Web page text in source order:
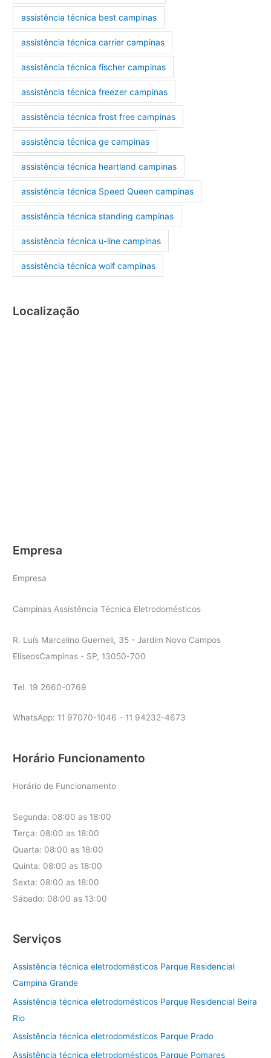
assistência técnica best campinas
assistência técnica carrier campinas
assistência técnica fischer campinas
assistência técnica freezer campinas
assistência técnica frost free campinas
assistência técnica ge campinas
assistência técnica heartland campinas
assistência técnica Speed Queen campinas
assistência técnica standing campinas
assistência técnica u-line campinas
assistência técnica wolf campinas
Localização
Empresa
Empresa
Campinas Assistência Técnica Eletrodomésticos
R. Luís Marcelino Guerneli, 35 - Jardim Novo Campos
EliseosCampinas - SP, 13050-700
Tel. 19 2660-0769
WhatsApp: 11 97070-1046 - 11 94232-4673
Horário Funcionamento
Horário de Funcionamento
Segunda: 08:00 as 18:00
Terça: 08:00 as 18:00
Quarta: 08:00 as 18:00
Quinta: 08:00 as 18:00
Sexta: 08:00 as 18:00
Sábado: 08:00 as 13:00
Serviços
Assistência técnica eletrodomésticos Parque Residencial
Campina Grande
Assistência técnica eletrodomésticos Parque Residencial Beira
Rio
Assistência técnica eletrodomésticos Parque Prado
Assistência técnica eletrodomésticos Parque Pomares